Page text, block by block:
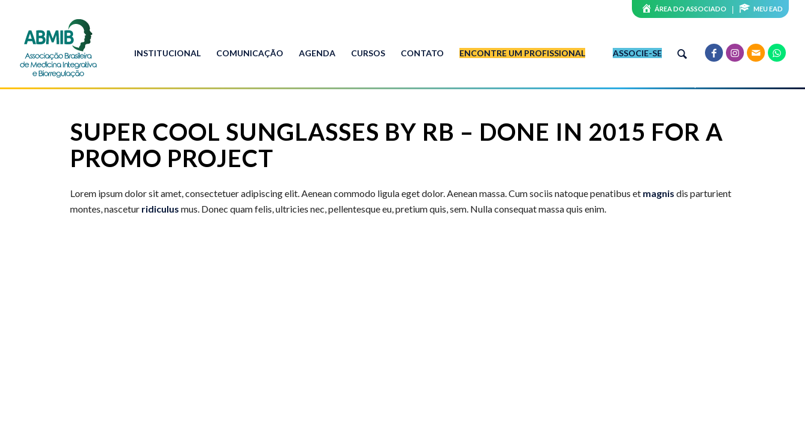
ÁREA DO ASSOCIADO MEU EAD
INSTITUCIONAL COMUNICAÇÃO AGENDA CURSOS CONTATO ENCONTRE UM PROFISSIONAL ASSOCIE-SE
SUPER COOL SUNGLASSES BY RB – DONE IN 2015 FOR A
PROMO PROJECT
Lorem ipsum dolor sit amet, consectetuer adipiscing elit. Aenean commodo ligula eget dolor. Aenean massa. Cum sociis natoque penatibus et magnis dis parturient
montes, nascetur ridiculus mus. Donec quam felis, ultricies nec, pellentesque eu, pretium quis, sem. Nulla consequat massa quis enim.